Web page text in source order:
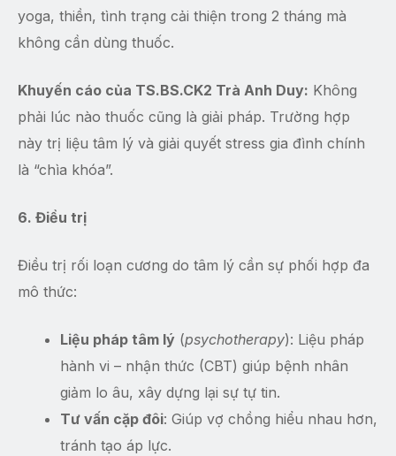
yoga, thiền, tình trạng cải thiện trong 2 tháng mà
không cần dùng thuốc.
Khuyến cáo của TS.BS.CK2 Trà Anh Duy: Không
phải lúc nào thuốc cũng là giải pháp. Trường hợp
này trị liệu tâm lý và giải quyết stress gia đình chính
là “chìa khóa”.
6. Điều trị
Điều trị rối loạn cương do tâm lý cần sự phối hợp đa
mô thức:
Liệu pháp tâm lý (psychotherapy): Liệu pháp
hành vi – nhận thức (CBT) giúp bệnh nhân
giảm lo âu, xây dựng lại sự tự tin.
Tư vấn cặp đôi: Giúp vợ chồng hiểu nhau hơn,
tránh tạo áp lực.